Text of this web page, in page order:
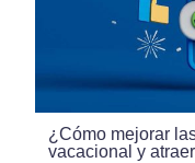
¿Cómo mejorar
vacacional y